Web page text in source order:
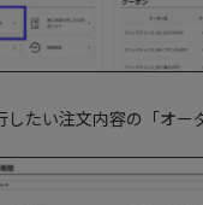
したい注文内容の「オー